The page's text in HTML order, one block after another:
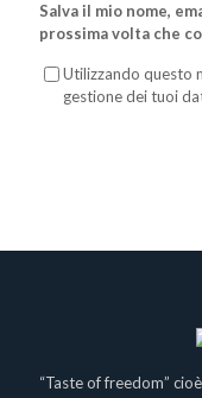
Salva il mio nome,
prossima volta che
Utilizzando questo
gestione dei tuoi
“Taste of freedom”